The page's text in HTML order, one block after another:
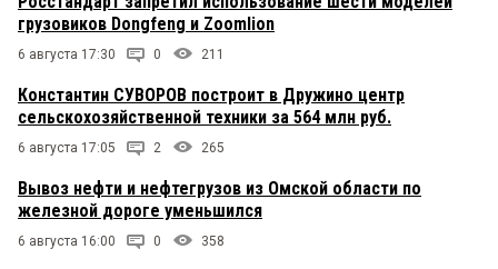
грузовиков Dongfeng и Zoomlion
6 августа 17:30 0 211
Константин СУВОРОВ построит в Дружино центр
сельскохозяйственной техники за 564 млн руб.
6 августа 17:05 2 265
Вывоз нефти и нефтегрузов из Омской области по
железной дороге уменьшился
6 августа 16:00 0 358